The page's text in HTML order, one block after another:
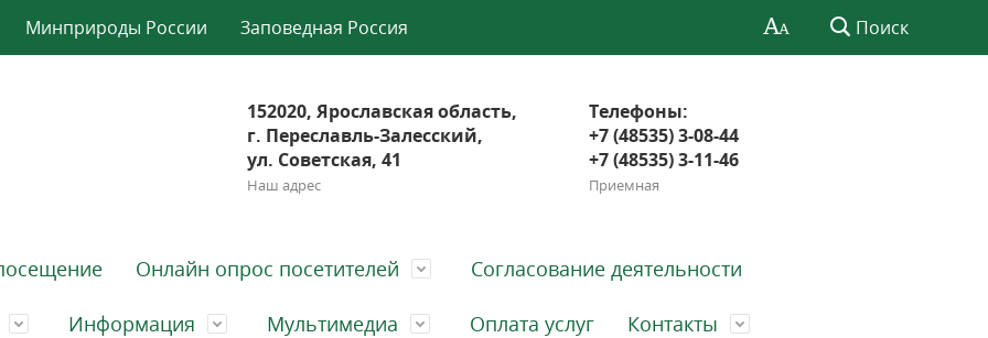
Минприроды России Заповедная Россия Поиск
152020, Ярославская область,
г. Переславль-Залесский,
ул. Советская, 41
Наш адрес
Телефоны:
+7 (48535) 3-08-44
+7 (48535) 3-11-46
Приемная
Онлайн опрос посетителей Согласование деятельности
Информация Мультимедиа Оплата услуг Контакты